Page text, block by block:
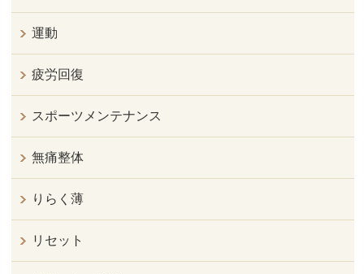
運動
疲労回復
スポーツメンテナンス
無痛整体
りらく薄
リセット